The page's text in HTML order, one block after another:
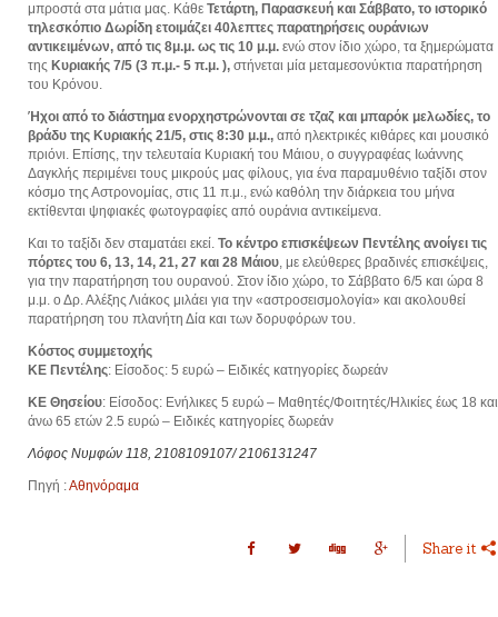
μπροστά στα μάτια μας. Κάθε Τετάρτη, Παρασκευή και Σάββατο, το ιστορικό
τηλεσκόπιο Δωρίδη ετοιμάζει 40λεπτες παρατηρήσεις ουράνιων
αντικειμένων, από τις 8μ.μ. ως τις 10 μ.μ. ενώ στον ίδιο χώρο, τα ξημερώματα
της Κυριακής 7/5 (3 π.μ.- 5 π.μ. ), στήνεται μία μεταμεσονύκτια παρατήρηση
του Κρόνου.
Ήχοι από το διάστημα ενορχηστρώνονται σε τζαζ και μπαρόκ μελωδίες, το
βράδυ της Κυριακής 21/5, στις 8:30 μ.μ., από ηλεκτρικές κιθάρες και μουσικό
πριόνι. Επίσης, την τελευταία Κυριακή του Μάιου, ο συγγραφέας Ιωάννης
Δαγκλής περιμένει τους μικρούς μας φίλους, για ένα παραμυθένιο ταξίδι στον
κόσμο της Αστρονομίας, στις 11 π.μ., ενώ καθόλη την διάρκεια του μήνα
εκτίθενται ψηφιακές φωτογραφίες από ουράνια αντικείμενα.
Και το ταξίδι δεν σταματάει εκεί. Το κέντρο επισκέψεων Πεντέλης ανοίγει τις
πόρτες του 6, 13, 14, 21, 27 και 28 Μάιου, με ελεύθερες βραδινές επισκέψεις,
για την παρατήρηση του ουρανού. Στον ίδιο χώρο, το Σάββατο 6/5 και ώρα 8
μ.μ. ο Δρ. Αλέξης Λιάκος μιλάει για την «αστροσεισμολογία» και ακολουθεί
παρατήρηση του πλανήτη Δία και των δορυφόρων του.
Κόστος συμμετοχής
ΚΕ Πεντέλης: Είσοδος: 5 ευρώ – Ειδικές κατηγορίες δωρεάν
ΚΕ Θησείου: Είσοδος: Ενήλικες 5 ευρώ – Μαθητές/Φοιτητές/Ηλικίες έως 18 και
άνω 65 ετών 2.5 ευρώ – Ειδικές κατηγορίες δωρεάν
Λόφος Νυμφών 118, 2108109107/ 2106131247
Πηγή :Αθηνόραμα
Share it